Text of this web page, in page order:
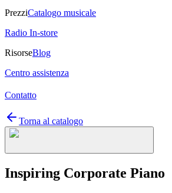
PrezziCatalogo musicale
Radio In-store
RisorseBlog
Centro assistenza
Contatto
Torna al catalogo
Inspiring Corporate Piano